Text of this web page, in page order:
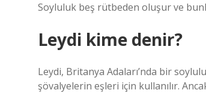
Soyluluk beş rütbeden oluşur ve
Leydi kime denir?
Leydi, Britanya Adaları’nda bir
şövalyelerin eşleri için kullanılır.